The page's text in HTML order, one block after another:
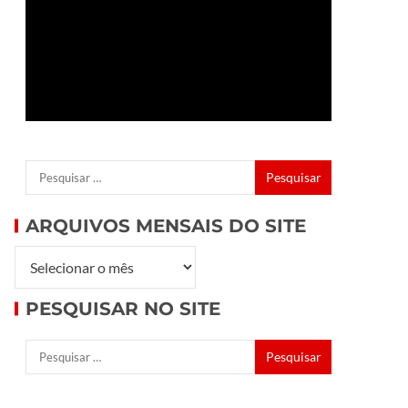
ARQUIVOS MENSAIS DO SITE
PESQUISAR NO SITE